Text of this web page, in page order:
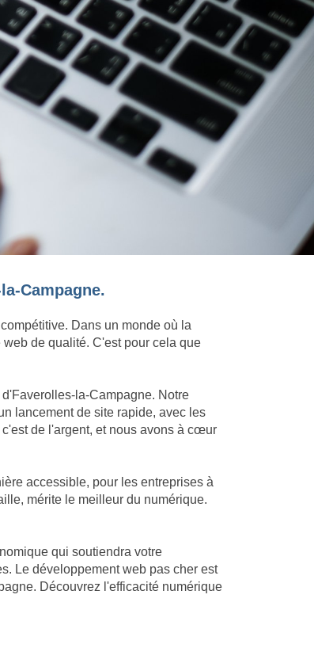
Campagne.
Dans un monde où la
de qualité. C'est pour cela que
la-Campagne. Notre
lancement de site rapide, avec les
de l'argent, et nous avons à cœur
accessible, pour les entreprises à
mérite le meilleur du numérique.
qui soutiendra votre
Le développement web pas cher est
Découvrez l'efficacité numérique